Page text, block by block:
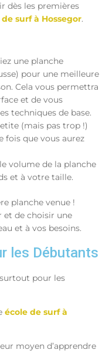
dès les premières
surf à Hossegor.
une planche
pour une meilleure
Cela vous permettra
et de vous
techniques de base.
(mais pas trop !)
fois que vous aurez
volume de la planche
et à votre taille.
planche venue !
et de choisir une
et à vos besoins.
les Débutants
pour les
école de surf à
moyen d’apprendre